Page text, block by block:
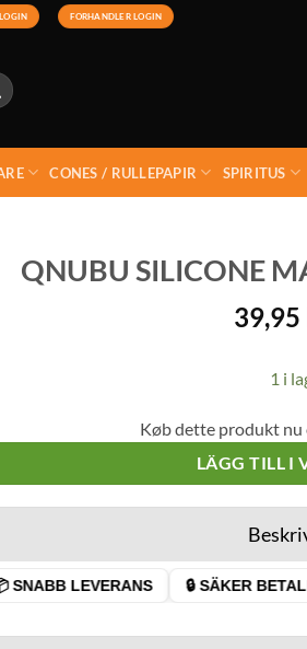
FORHANDLER LOGIN
CONES / RULLEPAPIR SPIRITUS
QNUBU SILICONE
39,95
1 i
Køb dette produkt nu
LÄGG TILL I
SNABB LEVERANS 🔒 SÄKER